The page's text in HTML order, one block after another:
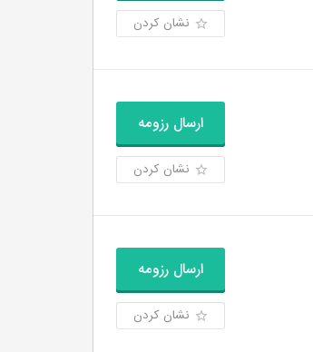
نشان کردن
ارسال رزومه
نشان کردن
ارسال رزومه
نشان کردن